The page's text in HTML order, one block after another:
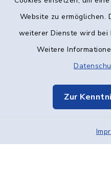
Website zu ermöglichen.
weiterer Dienste wird bei
Weitere
Zur